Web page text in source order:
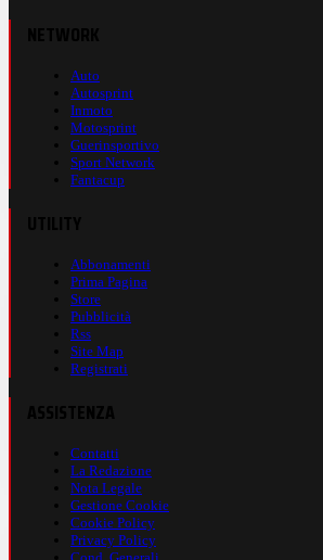
Auto
Autosprint
Inmoto
Motosprint
Guerinsportivo
Sport Network
Fantacup
Abbonamenti
Prima Pagina
Store
Pubblicità
Rss
Site Map
Registrati
Contatti
La Redazione
Nota Legale
Gestione Cookie
Cookie Policy
Privacy Policy